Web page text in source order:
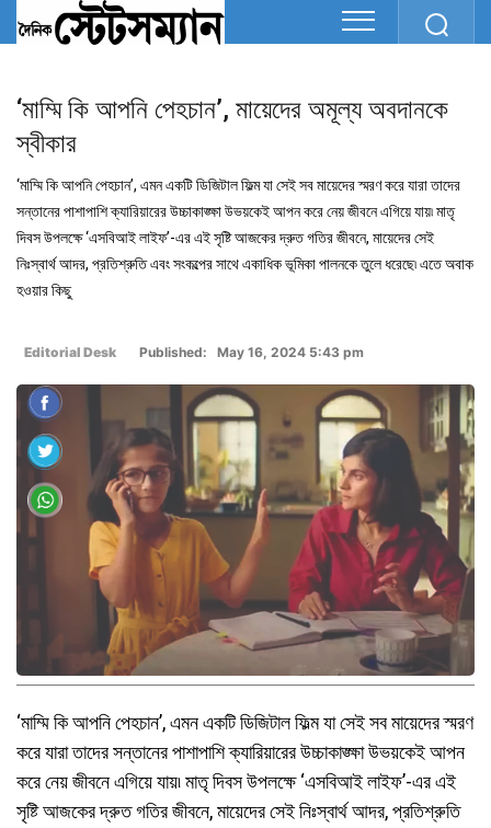
‘মাম্মি কি আপনি পেহচান’, মায়েদের অমূল্য অবদানকে
স্বীকার
‘মাম্মি কি আপনি পেহচান’, এমন একটি ডিজিটাল ফিল্ম যা সেই সব মায়েদের স্মরণ করে যারা তাদের
সন্তানের পাশাপাশি ক্যারিয়ারের উচ্চাকাঙ্ক্ষা উভয়কেই আপন করে নেয় জীবনে এগিয়ে যায়৷ মাতৃ
দিবস উপলক্ষে ‘এসবিআই লাইফ’-এর এই সৃষ্টি আজকের দ্রুত গতির জীবনে, মায়েদের সেই
নিঃস্বার্থ আদর, প্রতিশ্রুতি এবং সংকল্পের সাথে একাধিক ভূমিকা পালনকে তুলে ধরেছে৷ এতে অবাক
হওয়ার কিছু
Editorial Desk Published: May 16, 2024 5:43 pm
‘মাম্মি কি আপনি পেহচান’, এমন একটি ডিজিটাল ফিল্ম যা সেই সব মায়েদের স্মরণ
করে যারা তাদের সন্তানের পাশাপাশি ক্যারিয়ারের উচ্চাকাঙ্ক্ষা উভয়কেই আপন
করে নেয় জীবনে এগিয়ে যায়৷ মাতৃ দিবস উপলক্ষে ‘এসবিআই লাইফ’-এর এই
সৃষ্টি আজকের দ্রুত গতির জীবনে, মায়েদের সেই নিঃস্বার্থ আদর, প্রতিশ্রুতি